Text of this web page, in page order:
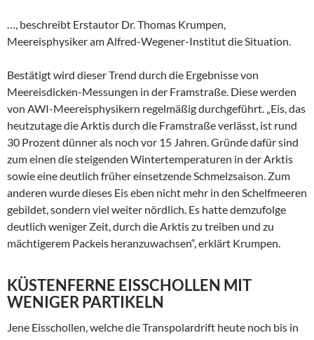
…, beschreibt Erstautor Dr. Thomas Krumpen,
Meereisphysiker am Alfred-Wegener-Institut die Situation.
Bestätigt wird dieser Trend durch die Ergebnisse von
Meereisdicken-Messungen in der Framstraße. Diese werden
von AWI-Meereisphysikern regelmäßig durchgeführt. „Eis, das
heutzutage die Arktis durch die Framstraße verlässt, ist rund
30 Prozent dünner als noch vor 15 Jahren. Gründe dafür sind
zum einen die steigenden Wintertemperaturen in der Arktis
sowie eine deutlich früher einsetzende Schmelzsaison. Zum
anderen wurde dieses Eis eben nicht mehr in den Schelfmeeren
gebildet, sondern viel weiter nördlich. Es hatte demzufolge
deutlich weniger Zeit, durch die Arktis zu treiben und zu
mächtigerem Packeis heranzuwachsen“, erklärt Krumpen.
KÜSTENFERNE EISSCHOLLEN MIT
WENIGER PARTIKELN
Jene Eisschollen, welche die Transpolardrift heute noch bis in